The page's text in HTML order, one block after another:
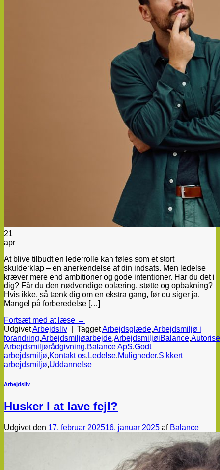
21
apr
At blive tilbudt en lederrolle kan føles som et stort
skulderklap – en anerkendelse af din indsats. Men ledelse
kræver mere end ambitioner og gode intentioner. Har du det i
dig? Får du den nødvendige oplæring, støtte og opbakning?
Hvis ikke, så tænk dig om en ekstra gang, før du siger ja.
Mangel på forberedelse […]
Fortsæt med at læse →
UdgivetArbejdsliv TaggetArbejdsglæde,Arbejdsmiljø i
forandring,Arbejdsmiljøarbejde,ArbejdsmiljøiBalance,
Arbejdsmiljørådgivning,Balance ApS,Godt
arbejdsmiljø,Kontakt os, Ledelse,Muligheder,Sikkert
arbejdsmiljø,Uddannelse
Arbejdsliv
Husker I at lave fejl?
Udgivet den 17. februar 202516. januar 2025 af Balance